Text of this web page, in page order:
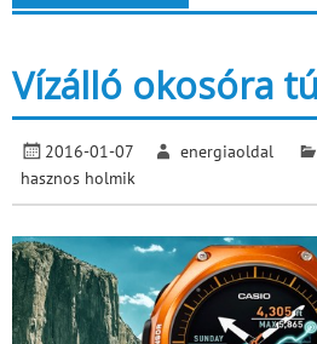
Vízálló okosóra
2016-01-07 energiaoldal
hasznos holmik